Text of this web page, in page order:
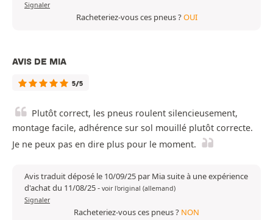
Signaler
Racheteriez-vous ces pneus ?OUI
AVIS DE MIA
5/5
Plutôt correct, les pneus roulent silencieusement,
montage facile, adhérence sur sol mouillé plutôt correcte.
Je ne peux pas en dire plus pour le moment.
Avis traduit déposé le 10/09/25 par Mia suite à une expérience
d'achat du 11/08/25- voir l'original (allemand)
Signaler
Racheteriez-vous ces pneus ? NON